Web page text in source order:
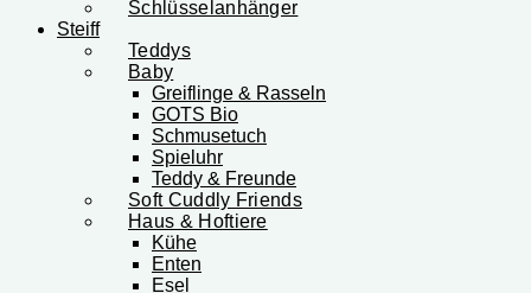
Schlüsselanhänger
Steiff
Teddys
Baby
Greiflinge & Rasseln
GOTS Bio
Schmusetuch
Spieluhr
Teddy & Freunde
Soft Cuddly Friends
Haus & Hoftiere
Kühe
Enten
Esel